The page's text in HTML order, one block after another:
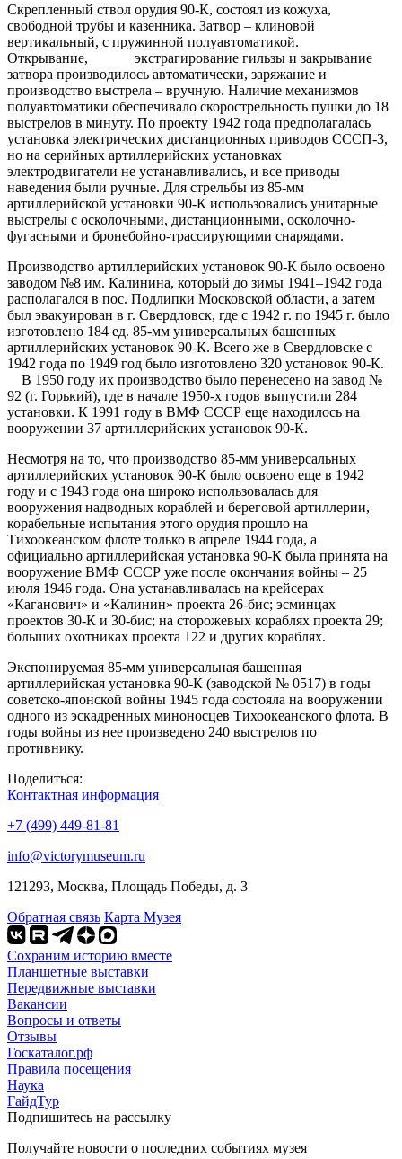
Скрепленный ствол орудия 90-К, состоял из кожуха,
свободной трубы и казенника. Затвор – клиновой
вертикальный, с пружинной полуавтоматикой.
Открывание, экстрагирование гильзы и закрывание
затвора производилось автоматически, заряжание и
производство выстрела – вручную. Наличие механизмов
полуавтоматики обеспечивало скорострельность пушки до 18
выстрелов в минуту. По проекту 1942 года предполагалась
установка электрических дистанционных приводов СССП-3,
но на серийных артиллерийских установках
электродвигатели не устанавливались, и все приводы
наведения были ручные. Для стрельбы из 85-мм
артиллерийской установки 90-К использовались унитарные
выстрелы с осколочными, дистанционными, осколочно-
фугасными и бронебойно-трассирующими снарядами.
Производство артиллерийских установок 90-К было освоено
заводом №8 им. Калинина, который до зимы 1941–1942 года
располагался в пос. Подлипки Московской области, а затем
был эвакуирован в г. Свердловск, где с 1942 г. по 1945 г. было
изготовлено 184 ед. 85-мм универсальных башенных
артиллерийских установок 90-К. Всего же в Свердловске с
1942 года по 1949 год было изготовлено 320 установок 90-К.
В 1950 году их производство было перенесено на завод №
92 (г. Горький), где в начале 1950-х годов выпустили 284
установки. К 1991 году в ВМФ СССР еще находилось на
вооружении 37 артиллерийских установок 90-К.
Несмотря на то, что производство 85-мм универсальных
артиллерийских установок 90-К было освоено еще в 1942
году и с 1943 года она широко использовалась для
вооружения надводных кораблей и береговой артиллерии,
корабельные испытания этого орудия прошло на
Тихоокеанском флоте только в апреле 1944 года, а
официально артиллерийская установка 90-К была принята на
вооружение ВМФ СССР уже после окончания войны – 25
июля 1946 года. Она устанавливалась на крейсерах
«Каганович» и «Калинин» проекта 26-бис; эсминцах
проектов 30-К и 30-бис; на сторожевых кораблях проекта 29;
больших охотниках проекта 122 и других кораблях.
Экспонируемая 85-мм универсальная башенная
артиллерийская установка 90-К (заводской № 0517) в годы
советско-японской войны 1945 года состояла на вооружении
одного из эскадренных миноносцев Тихоокеанского флота. В
годы войны из нее произведено 240 выстрелов по
противнику.
Поделиться:
Контактная информация
+7 (499) 449-81-81
info@victorymuseum.ru
121293, Москва, Площадь Победы, д. 3
Обратная связь Карта Музея
Сохраним историю вместе
Планшетные выставки
Передвижные выставки
Вакансии
Вопросы и ответы
Отзывы
Госкаталог.рф
Правила посещения
Наука
ГайдТур
Подпишитесь на рассылку
Получайте новости о последних событиях музея